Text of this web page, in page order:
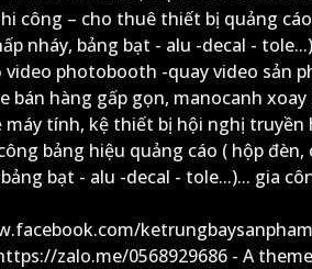
công – cho thuê thiết bị quảng
nháy, bảng bạt - alu -decal -
photobooth -quay video sản
bán hàng gấp gọn, manocanh
tính, kệ thiết bị hội nghị truyền
bảng hiệu quảng cáo ( hộp đèn,
bạt - alu -decal - tole...)... gia
zalo.me/0568929686 - A